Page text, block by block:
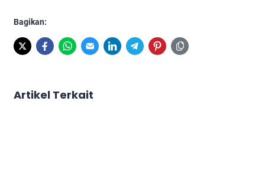
Bagikan:
Artikel Terkait